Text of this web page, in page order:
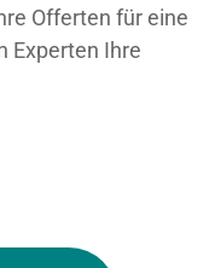
Offerten für eine
Experten Ihre